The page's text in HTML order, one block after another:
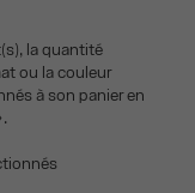
la quantité
ou la couleur
à son panier en